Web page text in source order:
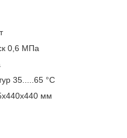
0,6 МПа
35.....65 °C
мм